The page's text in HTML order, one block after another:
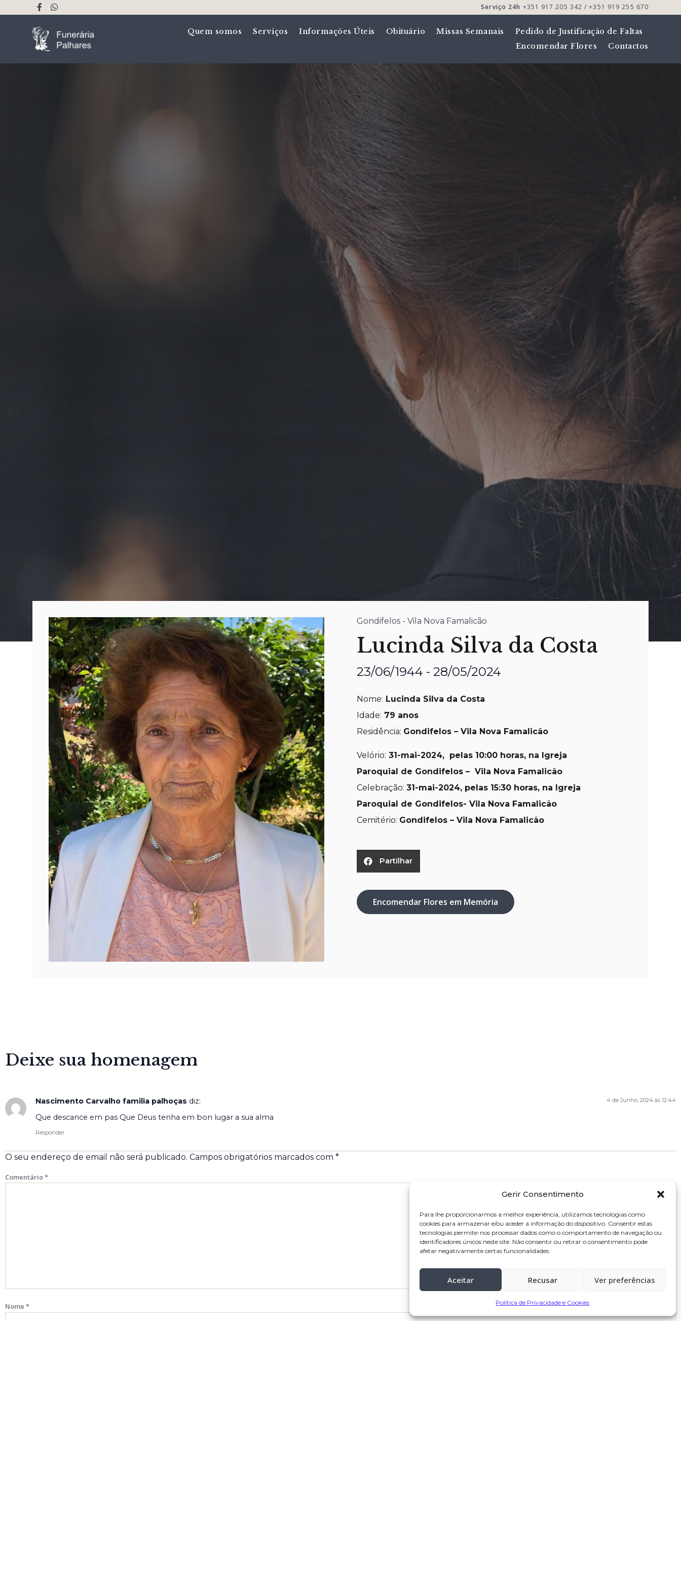
Gerir Consentimento
Para lhe proporcionarmos a melhor experiência, utilizamos tecnologias como
cookies para armazenar e/ou aceder a informação do dispositivo. Consentir estas
tecnologias permite-nos processar dados como o comportamento de navegação ou
identificadores únicos neste site. Não consentir ou retirar o consentimento pode
afetar negativamente certas funcionalidades.
Aceitar Recusar Ver preferências
Política de Privacidade e Cookies
Serviço 24h +351 917 205 342 / +351 919 255 670
Quem somos Serviços Informações Úteis Obituário Missas Semanais
Pedido de Justificação de Faltas
Encomendar Flores
Contactos
Gondifelos - Vila Nova Famalicão
Lucinda Silva da Costa
23/06/1944 - 28/05/2024
Nome: Lucinda Silva da Costa
Idade: 79 anos
Residência: Gondifelos – Vila Nova Famalicão
Velório: 31-mai-2024, pelas 10:00 horas, na Igreja
Paroquial de Gondifelos – Vila Nova Famalicão
Celebração: 31-mai-2024, pelas 15:30 horas, na Igreja
Paroquial de Gondifelos- Vila Nova Famalicão
Cemitério: Gondifelos – Vila Nova Famalicão
Partilhar
Encomendar Flores em Memória
Deixe sua homenagem
Nascimento Carvalho familia palhoças diz: 4 de Junho, 2024 às 12:44
Que descance em pas Que Deus tenha em bon lugar a sua alma
Responder
O seu endereço de email não será publicado. Campos obrigatórios marcados com *
Comentário*
Nome *